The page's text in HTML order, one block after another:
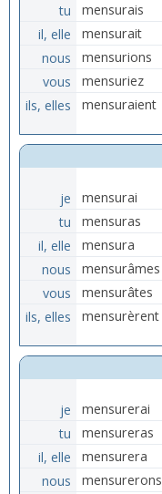
tu
mensurais
il, elle
mensurait
nous
mensurions
vous
mensuriez
ils, elles
mensuraient
je
mensurai
tu
mensuras
il, elle
mensura
nous
mensurâmes
vous
mensurâtes
ils, elles
mensurèrent
je
mensurerai
tu
mensureras
il, elle
mensurera
nous
mensurerons